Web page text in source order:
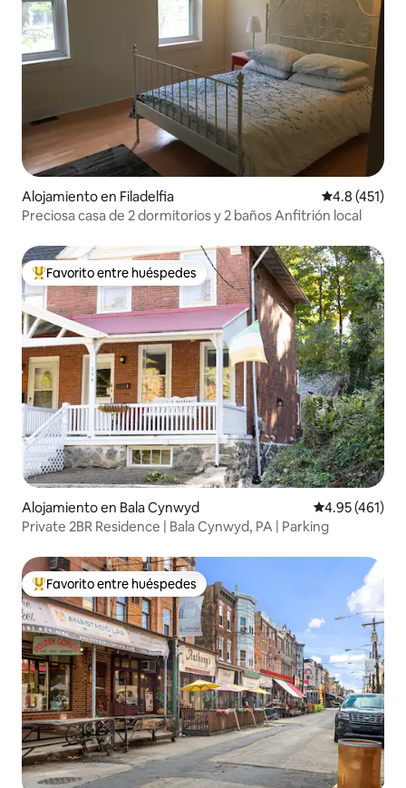
Alojamiento en Filadelfia Calificación
4.8 (451)
Preciosa casa de 2 dormitorios y 2 baños Anfitrión local
Favorito entre huéspedes preferido
Favorito entre huéspedes
Alojamiento en Bala Cynwyd Calificación
4.95 (461)
Private 2BR Residence | Bala Cynwyd, PA | Parking
Favorito entre huéspedes preferido
Favorito entre huéspedes